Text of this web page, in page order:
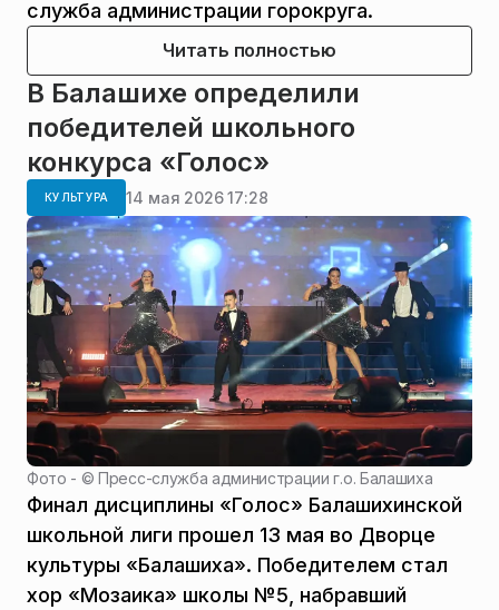
служба администрации горокруга.
Читать полностью
В Балашихе определили
победителей школьного
конкурса «Голос»
КУЛЬТУРА 14 мая 2026 17:28
Фото - ©Пресс-служба администрации г.о. Балашиха
Финал дисциплины «Голос» Балашихинской
школьной лиги прошел 13 мая во Дворце
культуры «Балашиха». Победителем стал
хор «Мозаика» школы №5, набравший